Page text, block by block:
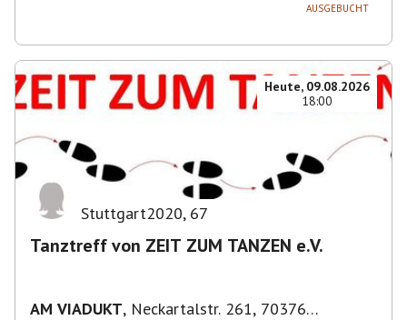
AUSGEBUCHT
Heute, 09.08.2026
18:00
Stuttgart2020, 67
Tanztreff von ZEIT ZUM TANZEN e.V.
AM VIADUKT, Neckartalstr. 261, 70376